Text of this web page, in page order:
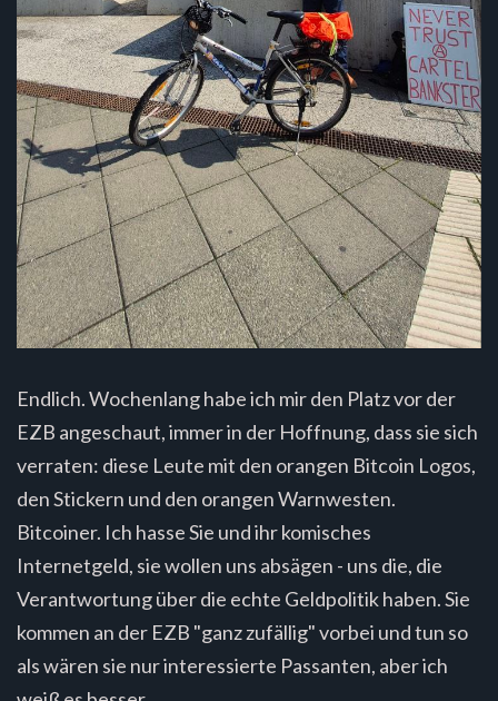
Endlich. Wochenlang habe ich mir den Platz vor der
EZB angeschaut, immer in der Hoffnung, dass sie sich
verraten: diese Leute mit den orangen Bitcoin Logos,
den Stickern und den orangen Warnwesten.
Bitcoiner. Ich hasse Sie und ihr komisches
Internetgeld, sie wollen uns absägen - uns die, die
Verantwortung über die echte Geldpolitik haben. Sie
kommen an der EZB "ganz zufällig" vorbei und tun so
als wären sie nur interessierte Passanten, aber ich